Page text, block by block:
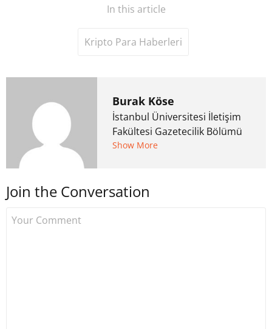
In this article
Kripto Para Haberleri
Burak Köse
İstanbul Üniversitesi İletişim
Fakültesi Gazetecilik Bölümü
mezunu. 6 yıl ana akım
kurdu. 2017'nin Mayıs ayından
Show More
Join the Conversation